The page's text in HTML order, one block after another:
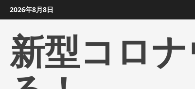
ン
2026年8月8日
新型コロ